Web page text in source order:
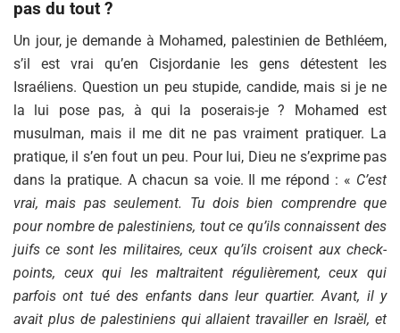
pas du tout ?
Un jour, je demande à Mohamed, palestinien de Bethléem,
s’il est vrai qu’en Cisjordanie les gens détestent les
Israéliens. Question un peu stupide, candide, mais si je ne
la lui pose pas, à qui la poserais-je ? Mohamed est
musulman, mais il me dit ne pas vraiment pratiquer. La
pratique, il s’en fout un peu. Pour lui, Dieu ne s’exprime pas
dans la pratique. A chacun sa voie. Il me répond : « C’est
vrai, mais pas seulement. Tu dois bien comprendre que
pour nombre de palestiniens, tout ce qu’ils connaissent des
juifs ce sont les militaires, ceux qu’ils croisent aux check-
points, ceux qui les maltraitent régulièrement, ceux qui
parfois ont tué des enfants dans leur quartier. Avant, il y
avait plus de palestiniens qui allaient travailler en Israël, et